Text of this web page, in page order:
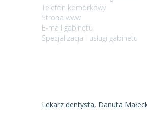
Telefon komórkowy
Strona www
E-mail gabinetu
Specjalizacja i usługi gabinetu
Lekarz dentysta, Danuta